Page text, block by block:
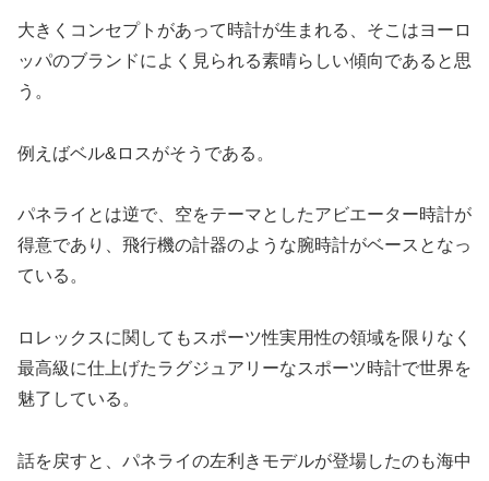
大きくコンセプトがあって時計が生まれる、そこはヨーロ
ッパのブランドによく見られる素晴らしい傾向であると思
う。
例えばベル&ロスがそうである。
パネライとは逆で、空をテーマとしたアビエーター時計が
得意であり、飛行機の計器のような腕時計がベースとなっ
ている。
ロレックスに関してもスポーツ性実用性の領域を限りなく
最高級に仕上げたラグジュアリーなスポーツ時計で世界を
魅了している。
話を戻すと、パネライの左利きモデルが登場したのも海中